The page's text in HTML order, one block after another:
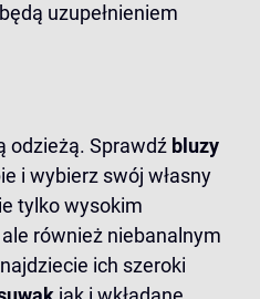
uzupełnieniem
odzieżą. Sprawdź bluzy
i wybierz swój własny
tylko wysokim
również niebanalnym
ich szeroki